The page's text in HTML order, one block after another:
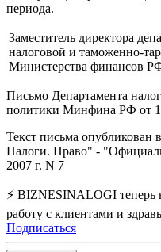
периода.
Заместитель директора
налоговой и таможенно-
Министерства финансов
Письмо Департамента
политики Минфина РФ от
Текст письма опубликован
Налоги. Право" -
2007 г. N 7
⚡ BIZNESINALOGI
работу с клиентами и
Подписаться